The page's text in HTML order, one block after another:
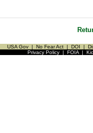
USA Gov | No Fear Act | DOI |
Privacy Policy| FOIA|